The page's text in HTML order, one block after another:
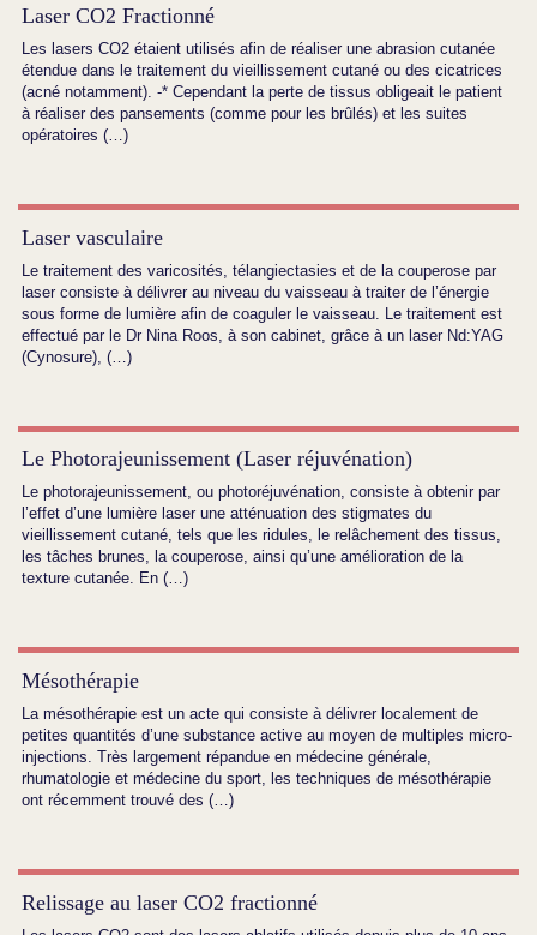
Laser CO2 Fractionné
Les lasers CO2 étaient utilisés afin de réaliser une abrasion cutanée
étendue dans le traitement du vieillissement cutané ou des cicatrices
(acné notamment). -* Cependant la perte de tissus obligeait le patient
à réaliser des pansements (comme pour les brûlés) et les suites
opératoires (…)
Laser vasculaire
Le traitement des varicosités, télangiectasies et de la couperose par
laser consiste à délivrer au niveau du vaisseau à traiter de l’énergie
sous forme de lumière afin de coaguler le vaisseau. Le traitement est
effectué par le Dr Nina Roos, à son cabinet, grâce à un laser Nd:YAG
(Cynosure), (…)
Le Photorajeunissement (Laser réjuvénation)
Le photorajeunissement, ou photoréjuvénation, consiste à obtenir par
l’effet d’une lumière laser une atténuation des stigmates du
vieillissement cutané, tels que les ridules, le relâchement des tissus,
les tâches brunes, la couperose, ainsi qu’une amélioration de la
texture cutanée. En (…)
Mésothérapie
La mésothérapie est un acte qui consiste à délivrer localement de
petites quantités d’une substance active au moyen de multiples micro-
injections. Très largement répandue en médecine générale,
rhumatologie et médecine du sport, les techniques de mésothérapie
ont récemment trouvé des (…)
Relissage au laser CO2 fractionné